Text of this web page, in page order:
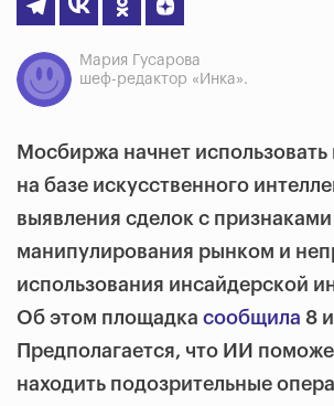
Мария Гусарова
шеф-редактор «Инка».
Мосбиржа начнет
на базе искусственного
выявления сделок с признаками
манипулирования рынком и
использования инсайдерской
Об этом площадка сообщила 8
Предполагается, что ИИ
находить подозрительные